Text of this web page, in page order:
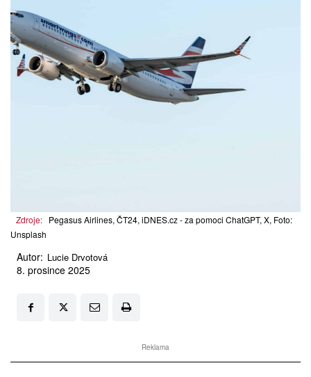
Zdroje: Pegasus Airlines, ČT24, iDNES.cz - za pomoci ChatGPT, X, Foto:
Unsplash
Autor: Lucie Drvotová
8. prosince 2025
Reklama